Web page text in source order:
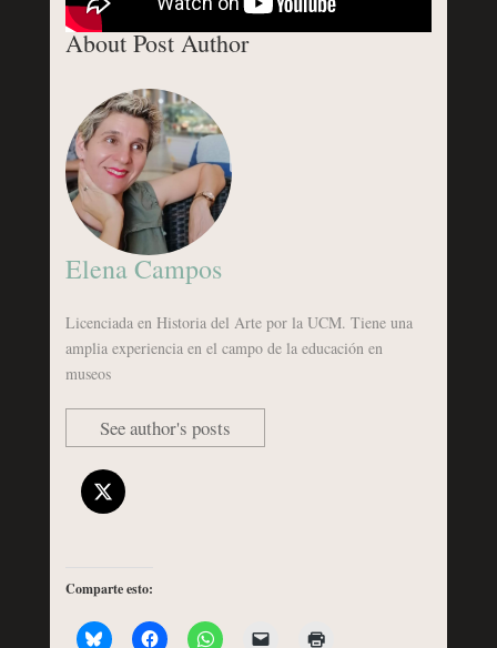
About Post Author
Elena Campos
Licenciada en Historia del Arte por la UCM. Tiene una
amplia experiencia en el campo de la educación en
museos
See author's posts
Comparte esto: